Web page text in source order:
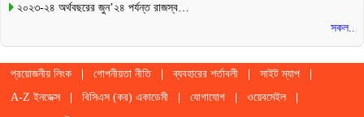
২০২৩-২৪ অর্থবছরের জুন’২৪ পর্যন্ত রাজস্ব…
সকল..
প্রয়োজনীয় লিংক গোপনীয়তা নীতি ব্যবহারের শর্তাবলী
সাইট ম্যাপ
A-Z ইনডেক্স
বিসিএস (কর) একাডেমী যোগাযোগ
ওয়েবমেইল